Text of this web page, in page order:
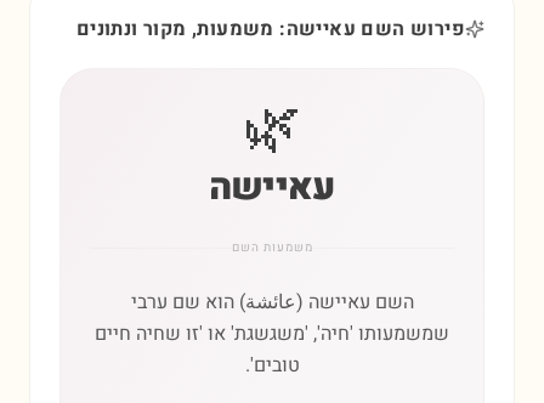
פירוש השם עאיישה: משמעות, מקור ונתונים
🌿
עאיישה
משמעות השם
השם עאיישה (عائشة) הוא שם ערבי
שמשמעותו 'חיה', 'משגשגת' או 'זו שחיה חיים
טובים'.